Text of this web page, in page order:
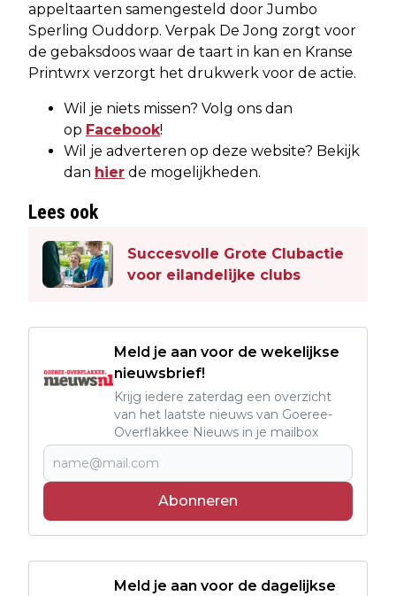
appeltaarten samengesteld door Jumbo
Sperling Ouddorp. Verpak De Jong zorgt voor
de gebaksdoos waar de taart in kan en Kranse
Printwrx verzorgt het drukwerk voor de actie.
Wil je niets missen? Volg ons dan
op Facebook!
Wil je adverteren op deze website? Bekijk
dan hier de mogelijkheden.
Lees ook
Succesvolle Grote Clubactie
voor eilandelijke clubs
Meld je aan voor de wekelijkse
nieuwsbrief!
Krijg iedere zaterdag een overzicht
van het laatste nieuws van Goeree-
Overflakkee Nieuws in je mailbox
Abonneren
Meld je aan voor de dagelijkse